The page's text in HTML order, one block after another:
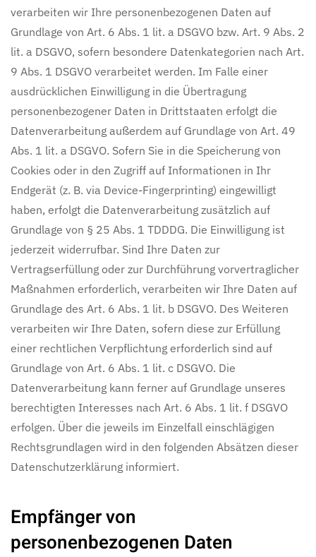
verarbeiten wir Ihre personenbezogenen Daten auf
Grundlage von Art. 6 Abs. 1 lit. a DSGVO bzw. Art. 9 Abs. 2
lit. a DSGVO, sofern besondere Datenkategorien nach Art.
9 Abs. 1 DSGVO verarbeitet werden. Im Falle einer
ausdrücklichen Einwilligung in die Übertragung
personenbezogener Daten in Drittstaaten erfolgt die
Datenverarbeitung außerdem auf Grundlage von Art. 49
Abs. 1 lit. a DSGVO. Sofern Sie in die Speicherung von
Cookies oder in den Zugriff auf Informationen in Ihr
Endgerät (z. B. via Device-Fingerprinting) eingewilligt
haben, erfolgt die Datenverarbeitung zusätzlich auf
Grundlage von § 25 Abs. 1 TDDDG. Die Einwilligung ist
jederzeit widerrufbar. Sind Ihre Daten zur
Vertragserfüllung oder zur Durchführung vorvertraglicher
Maßnahmen erforderlich, verarbeiten wir Ihre Daten auf
Grundlage des Art. 6 Abs. 1 lit. b DSGVO. Des Weiteren
verarbeiten wir Ihre Daten, sofern diese zur Erfüllung
einer rechtlichen Verpflichtung erforderlich sind auf
Grundlage von Art. 6 Abs. 1 lit. c DSGVO. Die
Datenverarbeitung kann ferner auf Grundlage unseres
berechtigten Interesses nach Art. 6 Abs. 1 lit. f DSGVO
erfolgen. Über die jeweils im Einzelfall einschlägigen
Rechtsgrundlagen wird in den folgenden Absätzen dieser
Datenschutzerklärung informiert.
Empfänger von
personenbezogenen Daten